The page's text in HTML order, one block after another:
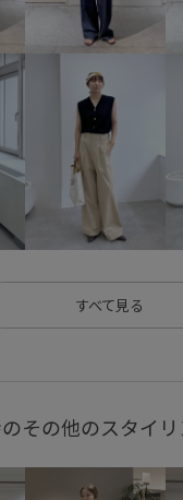
オールインワン
い ゴム仕様
シンプル
スッキリ ストラップ
スリップ セット
チクチクしない ナチ
フリル ブラウス
ロングワンピース ワイ
取り外し可能 大
すべて見る
その他のスタイ